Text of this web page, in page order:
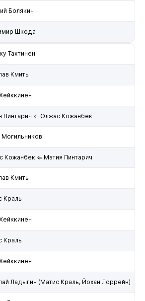
Болякин
Шкода
Тахтинен
Кмить
Пинтарич ⇐ Олжас Кожанбек
Кожанбек ⇐ Матия Пинтарич
Кмить
Краль
Краль
Ладыгин (Матис Краль, Йохан Лоррейн)